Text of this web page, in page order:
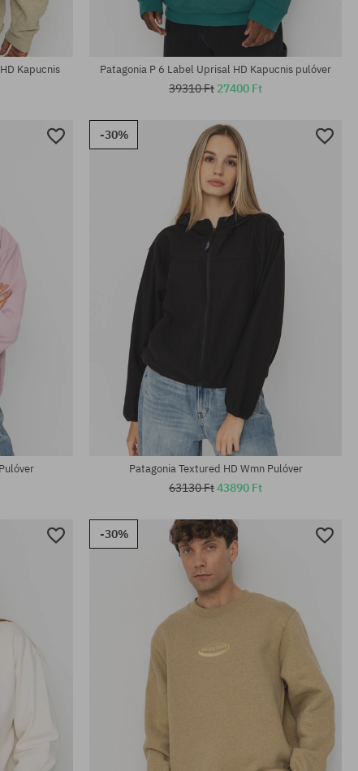
Kapucnis
Elérhető méretek:
Patagonia P 6 Label Uprisal HD Kapucnis pulóver
39310 Ft 27400 Ft
-30%
Patagonia Textured HD Wmn Pulóver
63130 Ft43890 Ft
-30%